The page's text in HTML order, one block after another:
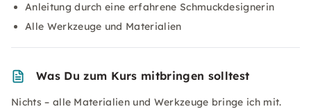
Anleitung durch eine erfahrene Schmuckdesignerin
Alle Werkzeuge und Materialien
Was Du zum Kurs mitbringen solltest
Nichts – alle Materialien und Werkzeuge bringe ich mit.